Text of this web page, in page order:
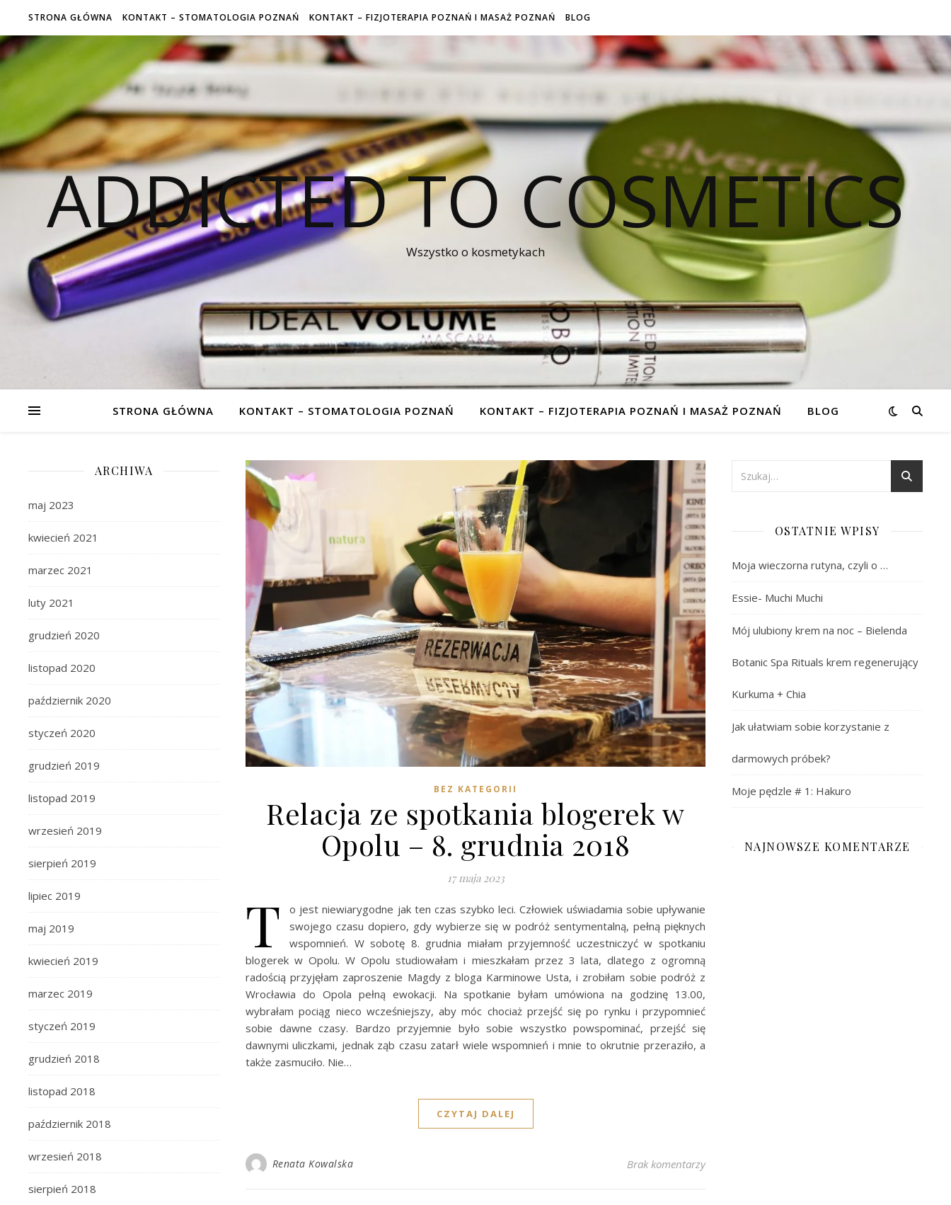
STRONA GŁÓWNA KONTAKT – STOMATOLOGIA POZNAŃ KONTAKT – FIZJOTERAPIA POZNAŃ I MASAŻ POZNAŃ BLOG
ADDICTED TO COSMETICS
Wszystko o kosmetykach
STRONA GŁÓWNA KONTAKT – STOMATOLOGIA POZNAŃ KONTAKT – FIZJOTERAPIA POZNAŃ I MASAŻ POZNAŃ BLOG
ARCHIWA
maj 2023
kwiecień 2021
marzec 2021
luty 2021
grudzień 2020
listopad 2020
październik 2020
styczeń 2020
grudzień 2019
listopad 2019
wrzesień 2019
sierpień 2019
lipiec 2019
maj 2019
kwiecień 2019
marzec 2019
styczeń 2019
grudzień 2018
listopad 2018
październik 2018
wrzesień 2018
sierpień 2018
BEZ KATEGORII
Relacja ze spotkania blogerek w
Opolu – 8. grudnia 2018
17 maja 2023
T
o jest niewiarygodne jak ten czas szybko leci. Człowiek uświadamia sobie upływanie
swojego czasu dopiero, gdy wybierze się w podróż sentymentalną, pełną pięknych
wspomnień. W sobotę 8. grudnia miałam przyjemność uczestniczyć w spotkaniu
blogerek w Opolu. W Opolu studiowałam i mieszkałam przez 3 lata, dlatego z ogromną
radością przyjęłam zaproszenie Magdy z bloga Karminowe Usta, i zrobiłam sobie podróż z
Wrocławia do Opola pełną ewokacji. Na spotkanie byłam umówiona na godzinę 13.00,
wybrałam pociąg nieco wcześniejszy, aby móc chociaż przejść się po rynku i przypomnieć
sobie dawne czasy. Bardzo przyjemnie było sobie wszystko powspominać, przejść się
dawnymi uliczkami, jednak ząb czasu zatarł wiele wspomnień i mnie to okrutnie przeraziło, a
także zasmuciło. Nie…
CZYTAJ DALEJ
Renata Kowalska Brak komentarzy
OSTATNIE WPISY
Moja wieczorna rutyna, czyli o …
Essie- Muchi Muchi
Mój ulubiony krem na noc – Bielenda
Botanic Spa Rituals krem regenerujący
Kurkuma + Chia
Jak ułatwiam sobie korzystanie z
darmowych próbek?
Moje pędzle # 1: Hakuro
NAJNOWSZE KOMENTARZE